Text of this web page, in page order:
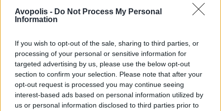
Avopolis - Do Not Process My Personal
Information
If you wish to opt-out of the sale, sharing to third parties, or
processing of your personal or sensitive information for
targeted advertising by us, please use the below opt-out
section to confirm your selection. Please note that after your
opt-out request is processed you may continue seeing
interest-based ads based on personal information utilized by
us or personal information disclosed to third parties prior to